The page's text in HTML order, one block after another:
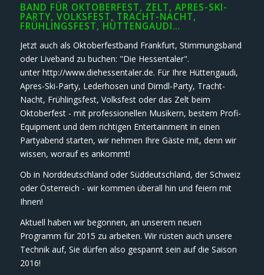
BAND FÜR OKTOBERFEST, ZELT, APRES-SKI-
PARTY, VOLKSFEST, TRACHT-NACHT,
FRÜHLINGSFEST, HÜTTENGAUDI…
Jetzt auch als Oktoberfestband Frankfurt, Stimmungsband
oder Liveband zu buchen: "Die Hessentaler".
unter http://www.diehessentaler.de. Für Ihre Hüttengaudi,
Apres-Ski-Party, Lederhosen und Dirndl-Party, Tracht-
Nacht, Frühlingsfest, Volksfest oder das Zelt beim
Oktoberfest - mit professionellen Musikern, bestem Profi-
Equipment und dem richtigen Entertainment in einen
Partyabend starten, wir nehmen Ihre Gäste mit, denn wir
wissen, worauf es ankommt!
Ob in Norddeutschland oder Süddeutschland, der Schweiz
oder Österreich - wir kommen überall hin und feiern mit
Ihnen!
Aktuell haben wir begonnen, an unserem neuen
Programm für 2015 zu arbeiten. Wir rüsten auch unsere
Technik auf, Sie dürfen also gespannt sein auf die Saison
2016!